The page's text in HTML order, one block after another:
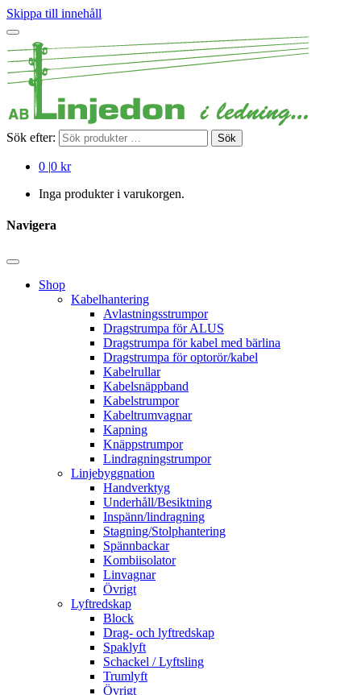
Skippa till innehåll
Sök efter: Sök
0 |0 kr
Inga produkter i varukorgen.
Navigera
Shop
Kabelhantering
Avlastningsstrumpor
Dragstrumpa för ALUS
Dragstrumpa för kabel med bärlina
Dragstrumpa för optorör/kabel
Kabelrullar
Kabelsnäppband
Kabelstrumpor
Kabeltrumvagnar
Kapning
Knäppstrumpor
Lindragningstrumpor
Linjebyggnation
Handverktyg
Underhåll/Besiktning
Inspänn/lindragning
Stagning/Stolphantering
Spännbackar
Kombiisolator
Linvagnar
Övrigt
Lyftredskap
Block
Drag- och lyftredskap
Spaklyft
Schackel / Lyftsling
Trumlyft
Övrigt